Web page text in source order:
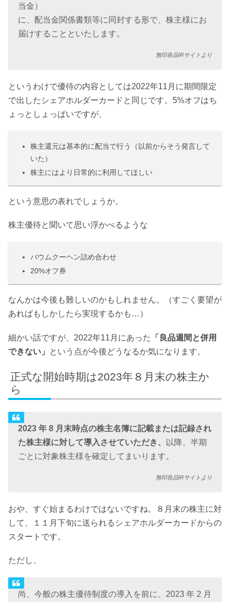
当金）
に、配当金関係書類等に同封する形で、株主様にお
届けすることといたします。
無印良品IRサイトより
というわけで優待の内容としては2022年11月に期間限定
で出したシェアホルダーカードと同じです。5%オフはち
ょっとしょっぱいですが、
株主還元は基本的に配当で行う（以前からそう発言して
いた）
株主にはより日常的に利用してほしい
という意思の表れでしょうか。
株主優待と聞いて思い浮かべるような
バウムクーヘン詰め合わせ
20%オフ券
なんかは今後も難しいのかもしれません。（すごく要望が
あればもしかしたら実現するかも…）
細かい話ですが、2022年11月にあった
「良品週間と併用
できない」
という点が今後どうなるか気になります。
正式な開始時期は2023年８月末の株主か
ら
2023 年 8 月末時点の株主名簿に記載または記録され
た株主様に対して導入させていただき、
以降、半期
ごとに対象株主様を確定してまいります。
無印良品IRサイトより
おや、すぐ始まるわけではないですね。８月末の株主に対
して、１１月下旬に送られるシェアホルダーカードからの
スタートです。
ただし、
尚、今般の株主優待制度の導入を前に、2023 年 2 月